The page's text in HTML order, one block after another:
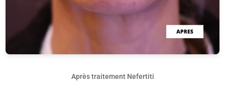
Après traitement Nefertiti